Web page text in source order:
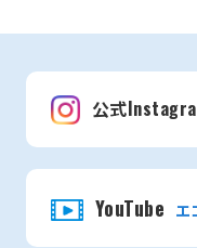
公式
YouTube エ